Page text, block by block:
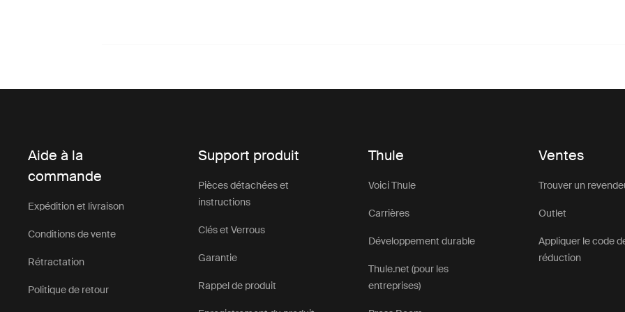
Aide à la
commande
Expédition et livraison
Conditions de vente
Rétractation
Politique de retour
Support produit
Pièces détachées et
instructions
Clés et Verrous
Garantie
Rappel de produit
Thule
Voici Thule
Carrières
Développement durable
Thule.net (pour les
entreprises)
Ventes
Trouver un
Outlet
Appliquer le code
réduction